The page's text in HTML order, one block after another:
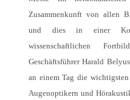
Zusammenkunft von allen
und dies in einer
wissenschaftlichen
Geschäftsführer Harald
an einem Tag die
Augenoptikern und